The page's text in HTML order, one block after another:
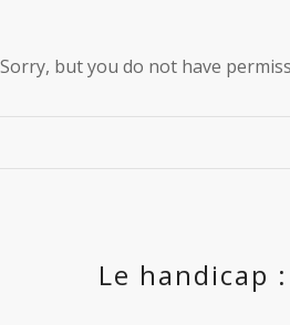
Sorry, but you do not have
Le handicap